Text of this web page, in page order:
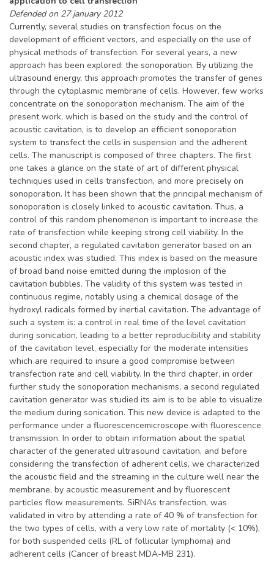
Defended on 27 january 2012
Currently, several studies on transfection focus on the
development of efficient vectors, and especially on the use of
physical methods of transfection. For several years, a new
approach has been explored: the sonoporation. By utilizing the
ultrasound energy, this approach promotes the transfer of genes
through the cytoplasmic membrane of cells. However, few works
concentrate on the sonoporation mechanism. The aim of the
present work, which is based on the study and the control of
acoustic cavitation, is to develop an efficient sonoporation
system to transfect the cells in suspension and the adherent
cells. The manuscript is composed of three chapters. The first
one takes a glance on the state of art of different physical
techniques used in cells transfection, and more precisely on
sonoporation. It has been shown that the principal mechanism of
sonoporation is closely linked to acoustic cavitation. Thus, a
control of this random phenomenon is important to increase the
rate of transfection while keeping strong cell viability. In the
second chapter, a regulated cavitation generator based on an
acoustic index was studied. This index is based on the measure
of broad band noise emitted during the implosion of the
cavitation bubbles. The validity of this system was tested in
continuous regime, notably using a chemical dosage of the
hydroxyl radicals formed by inertial cavitation. The advantage of
such a system is: a control in real time of the level cavitation
during sonication, leading to a better reproducibility and stability
of the cavitation level, especially for the moderate intensities
which are required to insure a good compromise between
transfection rate and cell viability. In the third chapter, in order
further study the sonoporation mechanisms, a second regulated
cavitation generator was studied its aim is to be able to visualize
the medium during sonication. This new device is adapted to the
performance under a fluorescencemicroscope with fluorescence
transmission. In order to obtain information about the spatial
character of the generated ultrasound cavitation, and before
considering the transfection of adherent cells, we characterized
the acoustic field and the streaming in the culture well near the
membrane, by acoustic measurement and by fluorescent
particles flow measurements. SiRNAs transfection, was
validated in vitro by attending a rate of 40 % of transfection for
the two types of cells, with a very low rate of mortality (< 10%),
for both suspended cells (RL of follicular lymphoma) and
adherent cells (Cancer of breast MDA-MB 231).